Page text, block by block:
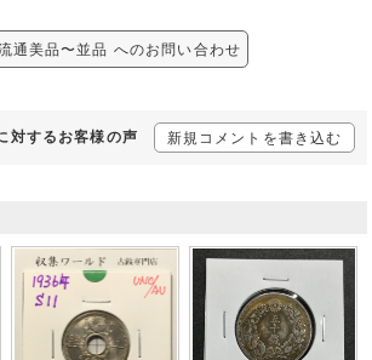
通美品〜並品 へのお問い合わせ
対するお客様の声 新規コメントを書き込む